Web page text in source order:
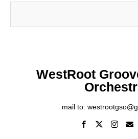
WestRoot
mail to: